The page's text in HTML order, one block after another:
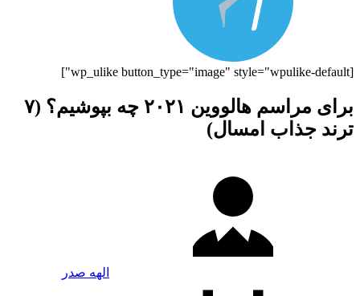
[wp_ulike button_type="image" style="wpulike-default"]
برای مراسم هالووین ۲۰۲۱ چه بپوشیم؟ (۷
ترند جذاب امسال)
الهه صدر